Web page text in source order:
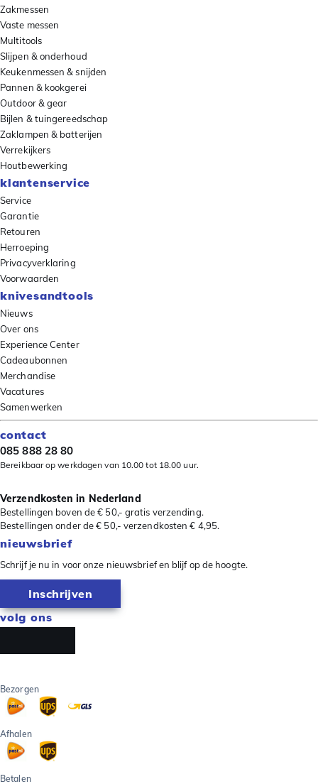
Zakmessen
Vaste messen
Multitools
Slijpen & onderhoud
Keukenmessen & snijden
Pannen & kookgerei
Outdoor & gear
Bijlen & tuingereedschap
Zaklampen & batterijen
Verrekijkers
Houtbewerking
klantenservice
Service
Garantie
Retouren
Herroeping
Privacyverklaring
Voorwaarden
knivesandtools
Nieuws
Over ons
Experience Center
Cadeaubonnen
Merchandise
Vacatures
Samenwerken
contact
085 888 28 80
Bereikbaar op werkdagen van 10.00 tot 18.00 uur.
Verzendkosten in Nederland
Bestellingen boven de € 50,- gratis verzending.
Bestellingen onder de € 50,- verzendkosten € 4,95.
nieuwsbrief
Schrijf je nu in voor onze nieuwsbrief en blijf op de hoogte.
Inschrijven
volg ons
Bezorgen
Afhalen
Betalen